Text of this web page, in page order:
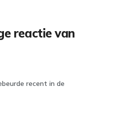
reactie van
recent in de